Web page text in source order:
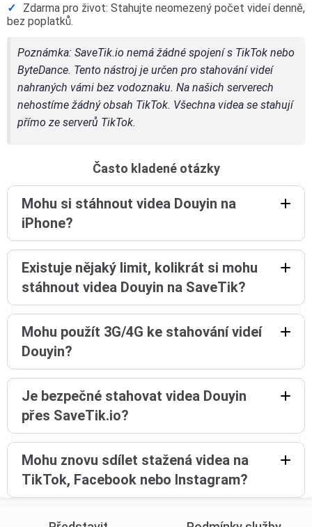
Zdarma pro život: Stahujte neomezený počet videí denně,
bez poplatků.
Poznámka: SaveTik.io nemá žádné spojení s TikTok nebo
ByteDance. Tento nástroj je určen pro stahování videí
nahraných vámi bez vodoznaku. Na našich serverech
nehostíme žádný obsah TikTok. Všechna videa se stahují
přímo ze serverů TikTok.
Často kladené otázky
Mohu si stáhnout videa Douyin na
iPhone?
Existuje nějaký limit, kolikrát si mohu
stáhnout videa Douyin na SaveTik?
Mohu použít 3G/4G ke stahování videí
Douyin?
Je bezpečné stahovat videa Douyin
přes SaveTik.io?
Mohu znovu sdílet stažená videa na
TikTok, Facebook nebo Instagram?